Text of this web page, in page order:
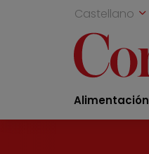
Castellano
Alimentación